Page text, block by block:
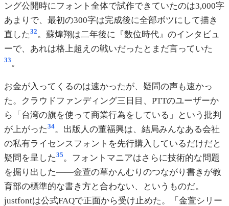
ング公開時にフォント全体で試作できていたのは3,000字
あまりで、最初の300字は完成後に全部ボツにして描き
直した32。蘇煒翔は二年後に『数位時代』のインタビュ
ーで、あれは格上超えの戦いだったとまだ言っていた
33。
お金が入ってくるのは速かったが、疑問の声も速かっ
た。クラウドファンディング三日目、PTTのユーザーか
ら「台湾の旗を使って商業行為をしている」という批判
が上がった34。出版人の董福興は、結局みんなある会社
の私有ライセンスフォントを先行購入しているだけだと
疑問を呈した35 。フォントマニアはさらに技術的な問題
を掘り出した——金萱の草かんむりのつながり書きが教
育部の標準的な書き方と合わない、というものだ。
justfontは公式FAQで正面から受け止めた。「金萱シリー